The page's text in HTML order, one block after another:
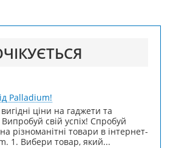
Palladium!
ціни на гаджети та
Випробуй свій успіх! Спробуй
різноманітні товари в інтернет-
1. Вибери товар, який...